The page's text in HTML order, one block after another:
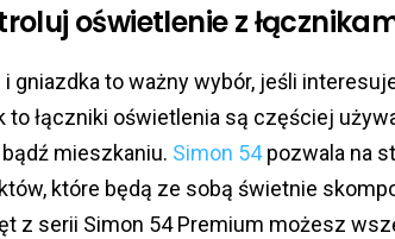
oświetlenie z
i gniazdka to ważny wybór, jeśli
to łączniki oświetlenia są częściej
mieszkaniu. Simon 54pozwala na
które będą ze sobą świetnie
z serii Simon 54 Premium możesz